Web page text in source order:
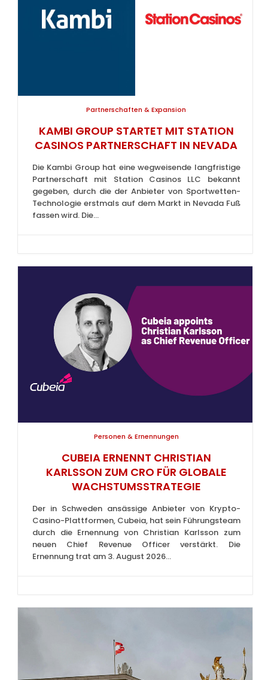
Partnerschaften & Expansion
KAMBI GROUP STARTET MIT STATION
CASINOS PARTNERSCHAFT IN NEVADA
Die Kambi Group hat eine wegweisende langfristige
Partnerschaft mit Station Casinos LLC bekannt
gegeben, durch die der Anbieter von Sportwetten-
Technologie erstmals auf dem Markt in Nevada Fuß
fassen wird. Die...
Personen & Ernennungen
CUBEIA ERNENNT CHRISTIAN
KARLSSON ZUM CRO FÜR GLOBALE
WACHSTUMSSTRATEGIE
Der in Schweden ansässige Anbieter von Krypto-
Casino-Plattformen, Cubeia, hat sein Führungsteam
durch die Ernennung von Christian Karlsson zum
neuen Chief Revenue Officer verstärkt. Die
Ernennung trat am 3. August 2026...